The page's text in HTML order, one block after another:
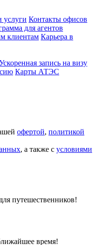
Контакты офисов
для агентов
клиентам Карьера в
запись на визу
Карты АТЭС
офертой, политикой
, а также с условиями
путешественников!
время!